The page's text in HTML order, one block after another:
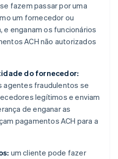
fazem passar por uma
um fornecedor ou
enganam os funcionários
ACH não autorizados
do fornecedor:
agentes fraudulentos se
legítimos e enviam
de enganar as
pagamentos ACH para a
um cliente pode fazer